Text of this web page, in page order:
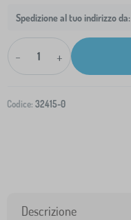
Spedizione al tuo indirizzo da:
- +
Codice: 32415-0
Descrizione